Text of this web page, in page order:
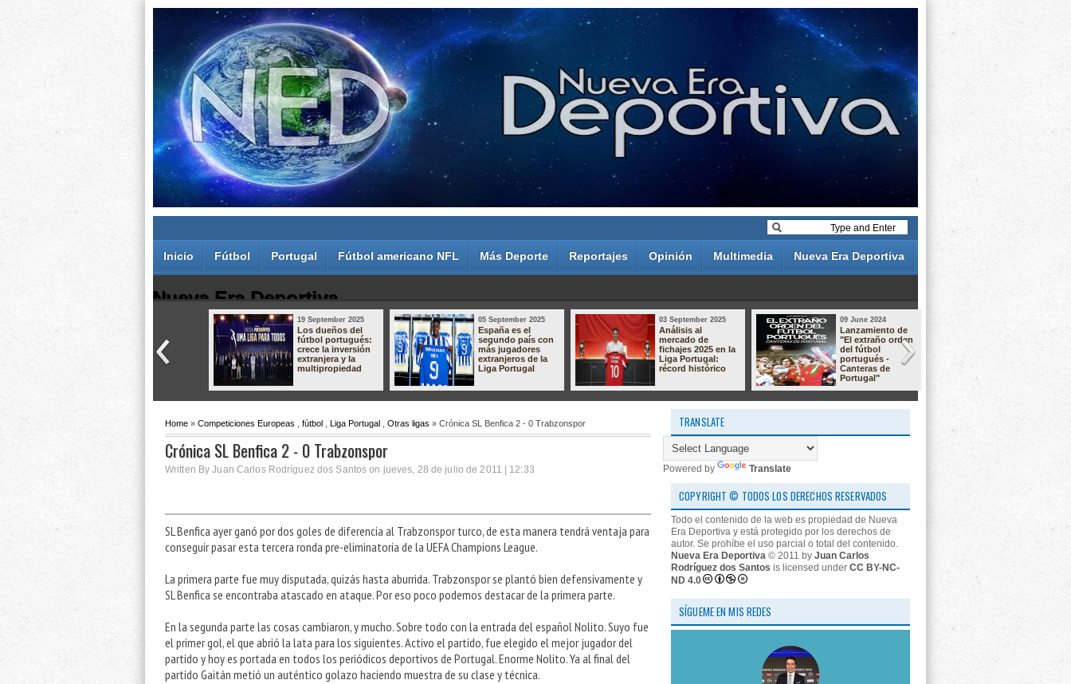
Inicio Fútbol Portugal Fútbol americano NFL Más Deporte Reportajes Opinión Multimedia Nueva Era Deportiva
Nueva Era Deportiva
Juan Carlos Rodríguez dos Santos
19 September 2025
Los dueños del
fútbol portugués:
crece la inversión
extranjera y la
multipropiedad
05 September 2025
España es el
segundo país con
más jugadores
extranjeros de la
Liga Portugal
03 September 2025
Análisis al
mercado de
fichajes 2025 en la
Liga Portugal:
récord histórico
09 June 2024
Lanzamiento de
"El extraño orden
del fútbol
portugués -
Canteras de
Portugal"
19 May 2024
Análisis de
Liga
23/24:
Home » Competiciones Europeas fútbol Liga Portugal Otras ligas » Crónica SL Benfica 2 - 0 Trabzonspor
Crónica SL Benfica 2 - 0 Trabzonspor
Written By Juan Carlos Rodríguez dos Santos on jueves, 28 de julio de 2011 | 12:33
SL Benfica ayer ganó por dos goles de diferencia al Trabzonspor turco, de esta manera tendrá ventaja para
conseguir pasar esta tercera ronda pre-eliminatoria de la UEFA Champions League.
La primera parte fue muy disputada, quizás hasta aburrida. Trabzonspor se plantó bien defensivamente y
SL Benfica se encontraba atascado en ataque. Por eso poco podemos destacar de la primera parte.
En la segunda parte las cosas cambiaron, y mucho. Sobre todo con la entrada del español Nolito. Suyo fue
el primer gol, el que abrió la lata para los siguientes. Activo el partido, fue elegido el mejor jugador del
partido y hoy es portada en todos los periódicos deportivos de Portugal. Enorme Nolito. Ya al final del
partido Gaitán metió un auténtico golazo haciendo muestra de su clase y técnica.
TRANSLATE
Powered by Translate
COPYRIGHT © TODOS LOS DERECHOS RESERVADOS
Todo el contenido de la web es propiedad de Nueva
Era Deportiva y está protegido por los derechos de
autor. Se prohíbe el uso parcial o total del contenido.
Nueva Era Deportiva © 2011 by Juan Carlos
Rodríguez dos Santos is licensed under CC BY-NC-
ND 4.0
SÍGUEME EN MIS REDES